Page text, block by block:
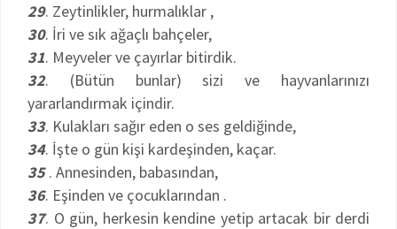
29. Zeytinlikler, hurmalıklar ,
30. İri ve sık ağaçlı bahçeler,
31. Meyveler ve çayırlar bitirdik.
32. (Bütün bunlar) sizi ve hayvanlarınızı
yararlandırmak içindir.
33. Kulakları sağır eden o ses geldiğinde,
34. İşte o gün kişi kardeşinden, kaçar.
35. Annesinden, babasından,
36. Eşinden ve çocuklarından .
37. O gün, herkesin kendine yetip artacak bir derdi